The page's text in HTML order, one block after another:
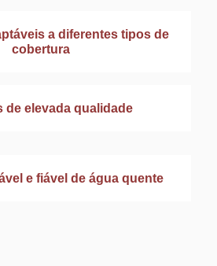
a diferentes tipos de
cobertura
de elevada qualidade
e fiável de água quente